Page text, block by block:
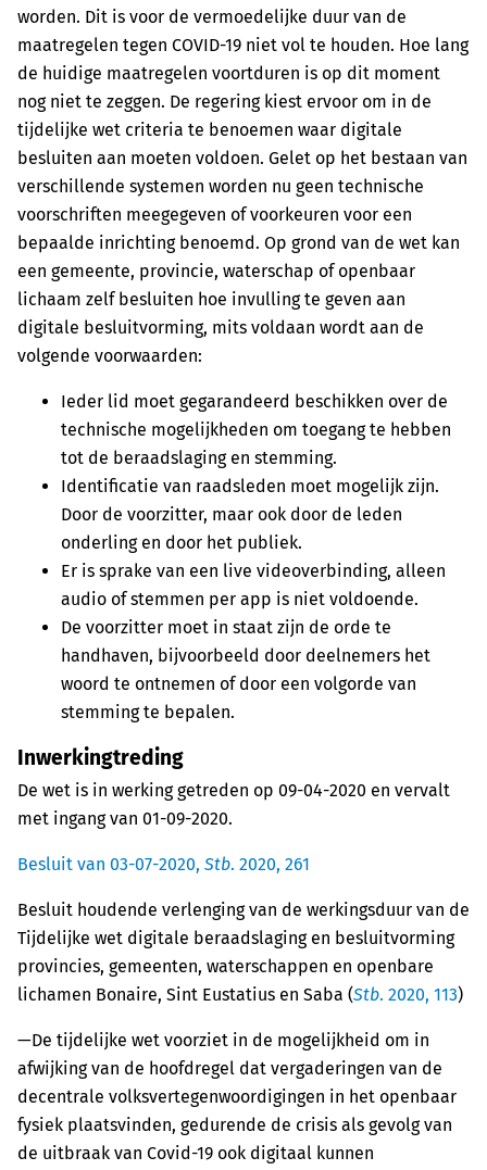
worden. Dit is voor de vermoedelijke duur van de
maatregelen tegen COVID-19 niet vol te houden. Hoe lang
de huidige maatregelen voortduren is op dit moment
nog niet te zeggen. De regering kiest ervoor om in de
tijdelijke wet criteria te benoemen waar digitale
besluiten aan moeten voldoen. Gelet op het bestaan van
verschillende systemen worden nu geen technische
voorschriften meegegeven of voorkeuren voor een
bepaalde inrichting benoemd. Op grond van de wet kan
een gemeente, provincie, waterschap of openbaar
lichaam zelf besluiten hoe invulling te geven aan
digitale besluitvorming, mits voldaan wordt aan de
volgende voorwaarden:
Ieder lid moet gegarandeerd beschikken over de
technische mogelijkheden om toegang te hebben
tot de beraadslaging en stemming.
Identificatie van raadsleden moet mogelijk zijn.
Door de voorzitter, maar ook door de leden
onderling en door het publiek.
Er is sprake van een live videoverbinding, alleen
audio of stemmen per app is niet voldoende.
De voorzitter moet in staat zijn de orde te
handhaven, bijvoorbeeld door deelnemers het
woord te ontnemen of door een volgorde van
stemming te bepalen.
Inwerkingtreding
De wet is in werking getreden op 09-04-2020 en vervalt
met ingang van 01-09-2020.
Besluit van 03-07-2020, Stb. 2020, 261
Besluit houdende verlenging van de werkingsduur van de
Tijdelijke wet digitale beraadslaging en besluitvorming
provincies, gemeenten, waterschappen en openbare
lichamen Bonaire, Sint Eustatius en Saba (Stb. 2020, 113)
—De tijdelijke wet voorziet in de mogelijkheid om in
afwijking van de hoofdregel dat vergaderingen van de
decentrale volksvertegenwoordigingen in het openbaar
fysiek plaatsvinden, gedurende de crisis als gevolg van
de uitbraak van Covid-19 ook digitaal kunnen